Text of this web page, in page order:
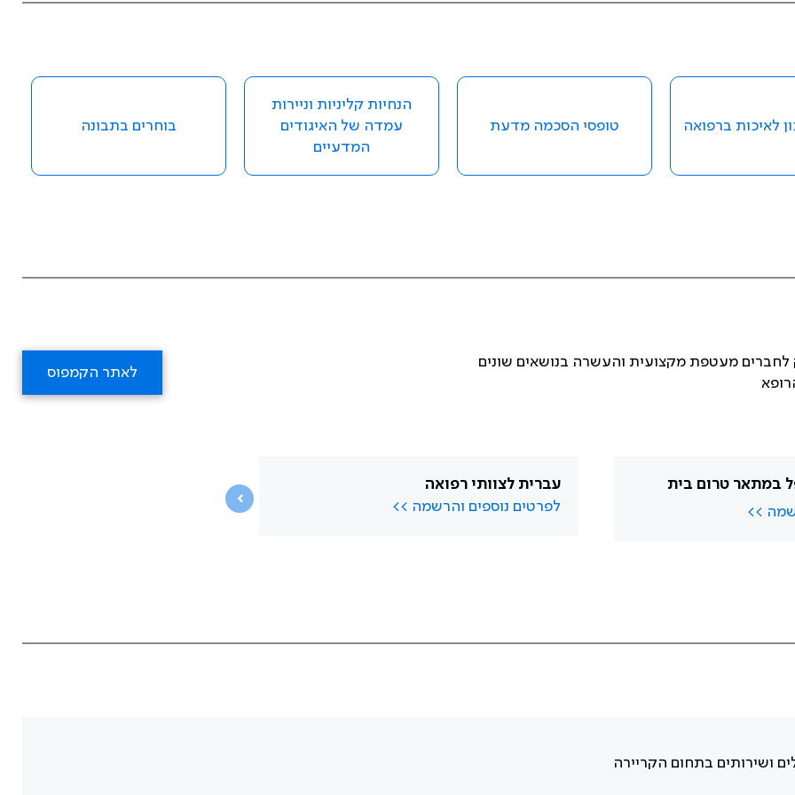
לאיכות ברפואה טופסי הסכמה מדעת
הנחיות קליניות וניירות
עמדה של האיגודים
המדעיים
בוחרים בתבונה
לחברים מעטפת מקצועית והעשרה בנושאים שונים
לאתר הקמפוס
עברית לצוותי רפואה
לפרטים נוספים והרשמה >>
במתאר טרום בית
>>
ושירותים בתחום הקריירה